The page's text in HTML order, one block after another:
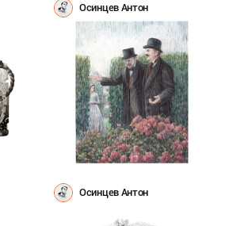
Осинцев Антон
Осинцев Антон